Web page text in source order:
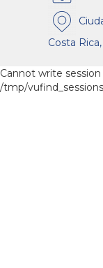
Costa
Cannot write
/tmp/